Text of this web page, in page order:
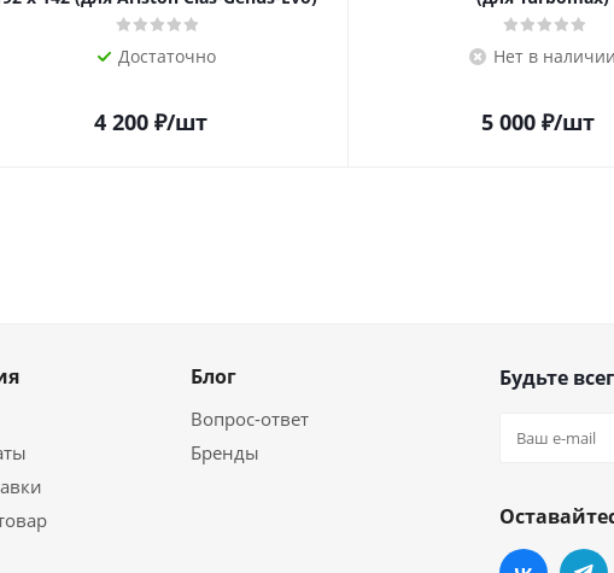
Достаточно
4 200 ₽/шт
Нет в наличии
5 000 ₽/шт
Блог
Вопрос-ответ
Бренды
Будьте